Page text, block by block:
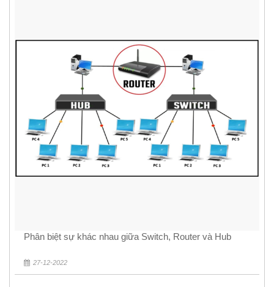
Phân biệt sự khác nhau giữa Switch, Router và Hub
27-12-2022